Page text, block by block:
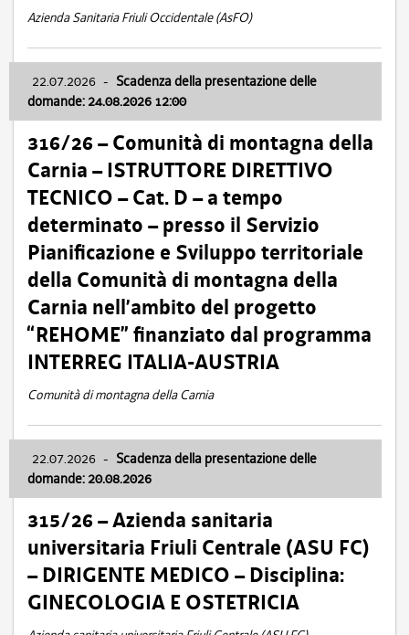
Azienda Sanitaria Friuli Occidentale (AsFO)
22.07.2026 - Scadenza della presentazione delle
domande: 24.08.2026 12:00
316/26 – Comunità di montagna della
Carnia – ISTRUTTORE DIRETTIVO
TECNICO – Cat. D – a tempo
determinato – presso il Servizio
Pianificazione e Sviluppo territoriale
della Comunità di montagna della
Carnia nell’ambito del progetto
“REHOME” finanziato dal programma
INTERREG ITALIA-AUSTRIA
Comunità di montagna della Carnia
22.07.2026 - Scadenza della presentazione delle
domande: 20.08.2026
315/26 – Azienda sanitaria
universitaria Friuli Centrale (ASU FC)
– DIRIGENTE MEDICO – Disciplina:
GINECOLOGIA E OSTETRICIA